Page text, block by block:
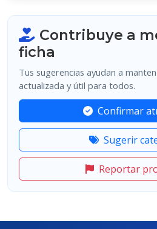
Contribuye a
ficha
Tus sugerencias ayudan a
actualizada y útil para todos.
Confirmar
Sugerir
Reportar